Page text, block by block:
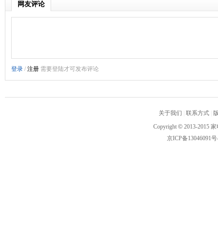
网友评论
关于我们 联系方式
Copyright © 2013-2015
京ICP备13046091号